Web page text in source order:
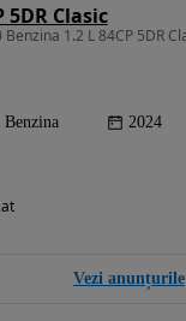
5DR Clasic
Benzina 2024
Vezi anunțurile